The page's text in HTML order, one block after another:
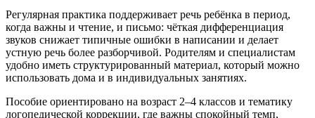
Регулярная практика поддерживает речь ребёнка в период,
когда важны и чтение, и письмо: чёткая дифференциация
звуков снижает типичные ошибки в написании и делает
устную речь более разборчивой. Родителям и специалистам
удобно иметь структурированный материал, который можно
использовать дома и в индивидуальных занятиях.
Пособие ориентировано на возраст 2–4 классов и тематику
логопедической коррекции, где важны спокойный темп,